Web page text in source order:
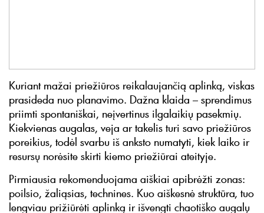
Kuriant mažai priežiūros reikalaujančią aplinką, viskas
prasideda nuo planavimo. Dažna klaida – sprendimus
priimti spontaniškai, neįvertinus ilgalaikių pasekmių.
Kiekvienas augalas, veja ar takelis turi savo priežiūros
poreikius, todėl svarbu iš anksto numatyti, kiek laiko ir
resursų norėsite skirti kiemo priežiūrai ateityje.
Pirmiausia rekomenduojama aiškiai apibrėžti zonas:
poilsio, žaliąsias, technines. Kuo aiškesnė struktūra, tuo
lengviau prižiūrėti aplinką ir išvengti chaotiško augalų